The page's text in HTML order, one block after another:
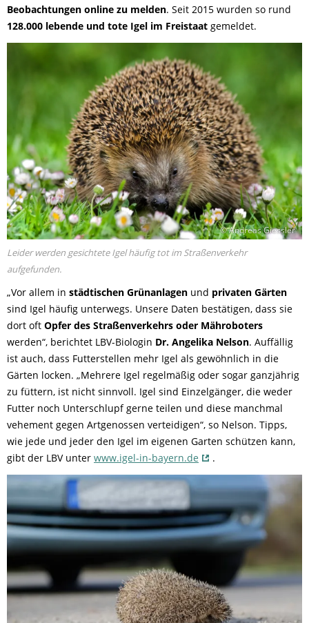
Beobachtungen online zu melden. Seit 2015 wurden so rund
128.000 lebende und tote Igel im Freistaat gemeldet.
© Andreas Giessler
Leider werden gesichtete Igel häufig tot im Straßenverkehr
aufgefunden.
„Vor allem in städtischen Grünanlagen und privaten Gärten
sind Igel häufig unterwegs. Unsere Daten bestätigen, dass sie
dort oft Opfer des Straßenverkehrs oder Mähroboters
werden“, berichtet LBV-Biologin Dr. Angelika Nelson. Auffällig
ist auch, dass Futterstellen mehr Igel als gewöhnlich in die
Gärten locken. „Mehrere Igel regelmäßig oder sogar ganzjährig
zu füttern, ist nicht sinnvoll. Igel sind Einzelgänger, die weder
Futter noch Unterschlupf gerne teilen und diese manchmal
vehement gegen Artgenossen verteidigen“, so Nelson. Tipps,
wie jede und jeder den Igel im eigenen Garten schützen kann,
gibt der LBV unter www.igel-in-bayern.de .